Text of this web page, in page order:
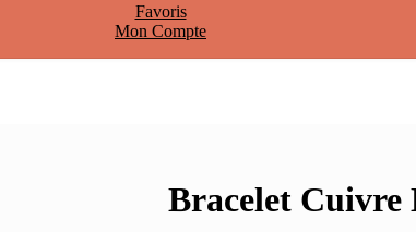
Favoris
Mon Compte
Bracelet Cuivre